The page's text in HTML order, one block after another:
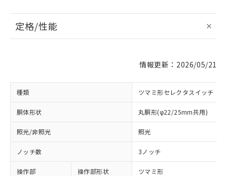
定格/性能
情報更新：2026/05/21
種類 ツマミ形セレクタスイッチ
胴体形状 丸胴形(φ22/25mm共用)
照光/非照光 照光
ノッチ数 3ノッチ
操作部 操作部形状 ツマミ形